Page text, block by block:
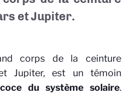
et Jupiter.
corps de la ceinture
Jupiter, est un témoin
du système solaire.